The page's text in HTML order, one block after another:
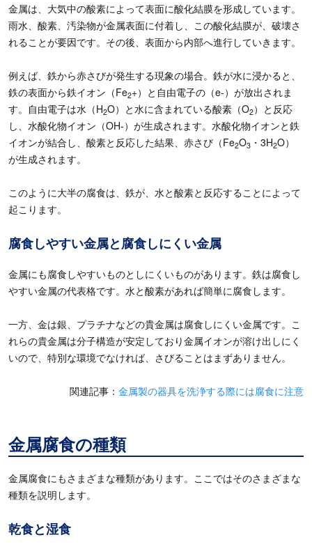
金属は、大気中の酸素によって表面に酸化結膜を形成しています。
雨水、酸素、汚染物が金属表面に付着し、この酸化結膜が、破壊さ
れることが要因です。その後、表面から内部へ進行していきます。
例えば、鉄から赤さびが発生する現象の場合。鉄が水に浸かると、
鉄の表面から鉄イオン（Fe2+）と自由電子の（e-）が放出されま
す。自由電子は水（H2O）と水に含まれている酸素（O2）と反応
し、水酸化物イオン（OH-）が生成されます。水酸化物イオンと鉄
イオンが結合し、酸素と反応した結果、赤さび（Fe2O3 ・ 3H2O）
が生成されます。
このように大半の腐食は、鉄が、水と酸素と反応することによって
起こります。
腐食しやすい金属と腐食しにくい金属
金属にも腐食しやすいものとしにくいものがあります。鉄は腐食し
やすい金属の代表格です。水と酸素があれば簡単に腐食します。
一方、金は銀、プラチナなどの貴金属は腐食しにくい金属です。こ
れらの貴金属は分子構造が安定しており金属イオンが溶け出しにく
いので、特別な環境でなければ、さびることはまずありません。
関連記事： 金属製の器具を洗浄する際には腐食に注意
金属腐食の種類
金属腐食にもさまざまな種類があります。ここではそのさまざまな
種類を説明します。
乾食と湿食